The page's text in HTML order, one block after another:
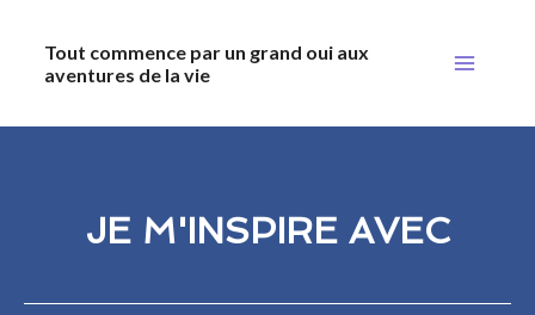
Tout commence par un grand oui aux
aventures de la vie
JE M'INSPIRE AVEC